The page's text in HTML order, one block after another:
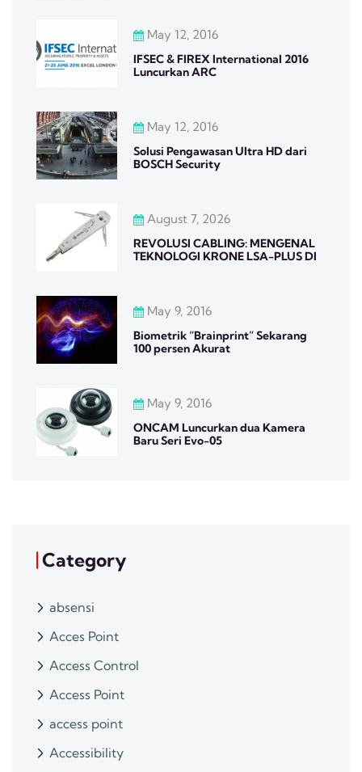
May 12, 2016
IFSEC & FIREX International 2016
Luncurkan ARC
May 12, 2016
Solusi Pengawasan Ultra HD dari
BOSCH Security
August 7, 2026
REVOLUSI CABLING: MENGENAL
TEKNOLOGI KRONE LSA-PLUS DI
May 9, 2016
Biometrik “Brainprint” Sekarang
100 persen Akurat
May 9, 2016
ONCAM Luncurkan dua Kamera
Baru Seri Evo-05
Category
absensi
Acces Point
Access Control
Access Point
access point
Accessibility